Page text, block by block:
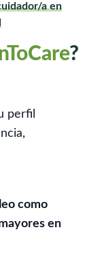
a en
?
perfil
como
en